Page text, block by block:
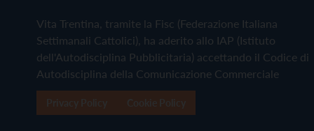
Vita Trentina, tramite la Fisc (Federazione Italiana
Settimanali Cattolici), ha aderito allo IAP (Istituto
dell'Autodisciplina Pubblicitaria) accettando il Codice di
Autodisciplina della Comunicazione Commerciale